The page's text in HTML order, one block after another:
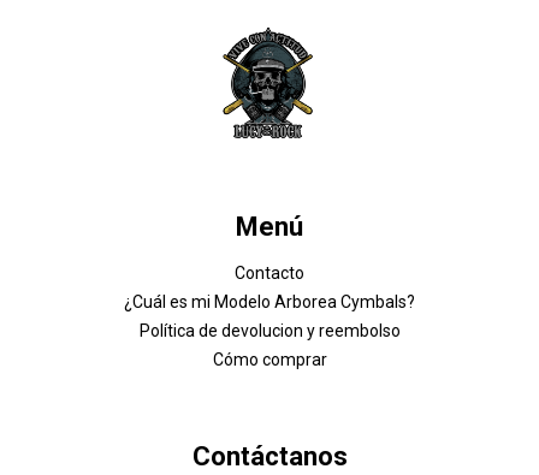
Menú
Contacto
¿Cuál es mi Modelo Arborea Cymbals?
Política de devolucion y reembolso
Cómo comprar
Contáctanos